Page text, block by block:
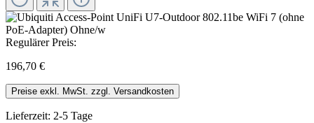
Regulärer Preis:
196,70 €
Preise exkl. MwSt. zzgl. Versandkosten
Lieferzeit: 2-5 Tage